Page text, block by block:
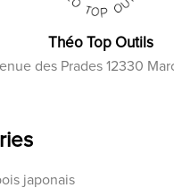
Théo Top Outils
des Prades 12330
japonais